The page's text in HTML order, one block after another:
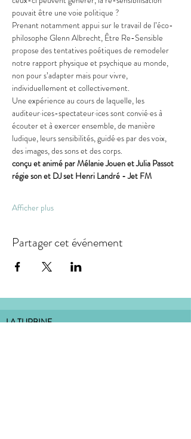
pouvait être une voie politique ?
Prenant notamment appui sur le travail de l’éco-
philosophe Glenn Albrecht, Être Re-Sensible
propose des tentatives poétiques de remodeler
notre rapport physique et psychique au monde,
non pour s’adapter mais pour vivre,
individuellement et collectivement.
Une expérience au cours de laquelle, les
auditeur·ices-spectateur·ices sont convié·es à
écouter et à exercer ensemble, de manière
ludique, leurs sensibilités, guidé·es par des voix,
des images, des sons et des corps.
conçu et animé par Mélanie Jouen et Julia Passot
régie son et DJ set Henri Landré - Jet FM
Afficher plus
Partager cet événement
LA TURBINE